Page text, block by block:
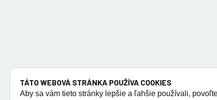
TÁTO WEBOVÁ STRÁNKA POUŽÍVA COOKIES
Aby sa vám tieto stránky lepšie a ľahšie používali,